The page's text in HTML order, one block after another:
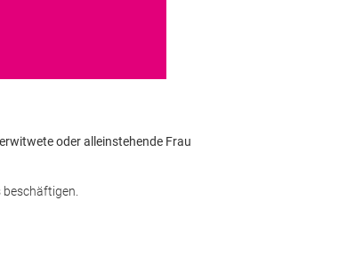
oder alleinstehende Frau